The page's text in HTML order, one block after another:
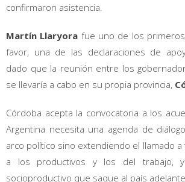
confirmaron asistencia.
Martín Llaryora fue uno de los
favor, una de las declaraciones de
dado que la reunión entre los
se llevaría a cabo en su propia provincia,
Córdoba acepta la convocatoria a los
Argentina necesita una agenda de
arco político sino extendiendo el llamado
a los productivos y los del trabajo,
socioproductivo que saque al país adelante.